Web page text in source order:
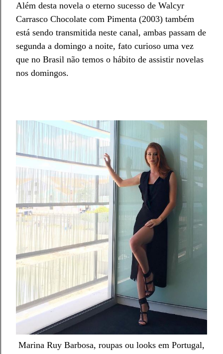
Além desta novela o eterno sucesso de Walcyr
Carrasco Chocolate com Pimenta (2003) também
está sendo transmitida neste canal, ambas passam de
segunda a domingo a noite, fato curioso uma vez
que no Brasil não temos o hábito de assistir novelas
nos domingos.
Marina Ruy Barbosa, roupas ou looks em Portugal,